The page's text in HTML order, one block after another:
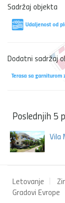
Sadržaj objekta
Udaljenost od
Dodatni sadržaj
Terasa sa garniturom
Poslednjih 5
Vila
Letovanje
Gradovi Evrope